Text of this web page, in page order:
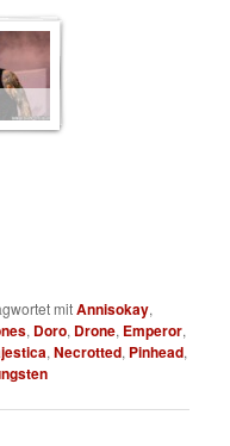
mitAnnisokay,
, Doro, Drone, Emperor,
,Necrotted, Pinhead,